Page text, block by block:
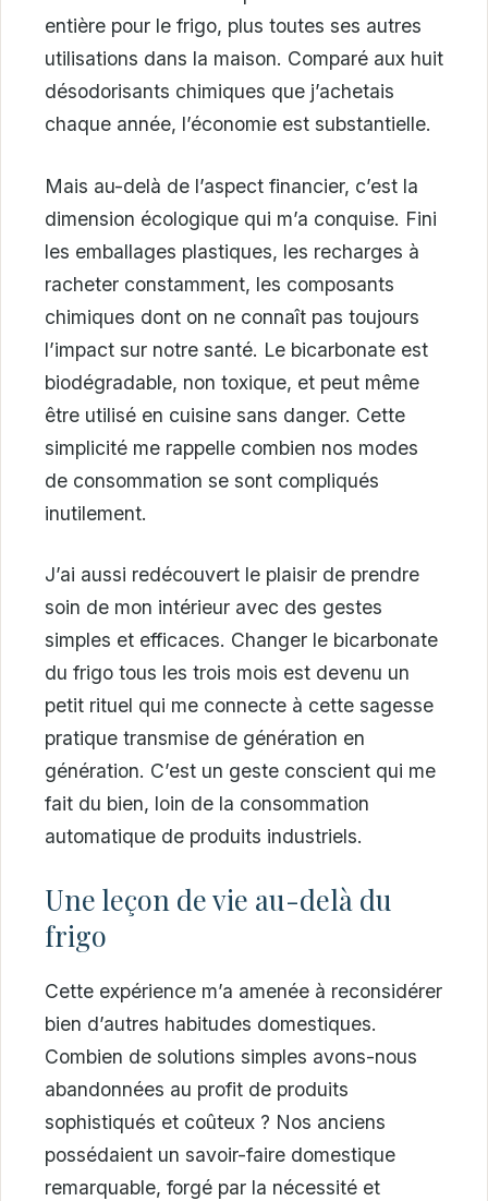
entière pour le frigo, plus toutes ses autres
utilisations dans la maison. Comparé aux huit
désodorisants chimiques que j’achetais
chaque année, l’économie est substantielle.
Mais au-delà de l’aspect financier, c’est la
dimension écologique qui m’a conquise. Fini
les emballages plastiques, les recharges à
racheter constamment, les composants
chimiques dont on ne connaît pas toujours
l’impact sur notre santé. Le bicarbonate est
biodégradable, non toxique, et peut même
être utilisé en cuisine sans danger. Cette
simplicité me rappelle combien nos modes
de consommation se sont compliqués
inutilement.
J’ai aussi redécouvert le plaisir de prendre
soin de mon intérieur avec des gestes
simples et efficaces. Changer le bicarbonate
du frigo tous les trois mois est devenu un
petit rituel qui me connecte à cette sagesse
pratique transmise de génération en
génération. C’est un geste conscient qui me
fait du bien, loin de la consommation
automatique de produits industriels.
Une leçon de vie au-delà du
frigo
Cette expérience m’a amenée à reconsidérer
bien d’autres habitudes domestiques.
Combien de solutions simples avons-nous
abandonnées au profit de produits
sophistiqués et coûteux ? Nos anciens
possédaient un savoir-faire domestique
remarquable, forgé par la nécessité et